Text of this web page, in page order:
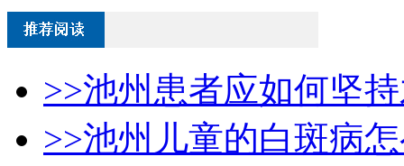
>>池州患者应如何坚
>>池州儿童的白斑病